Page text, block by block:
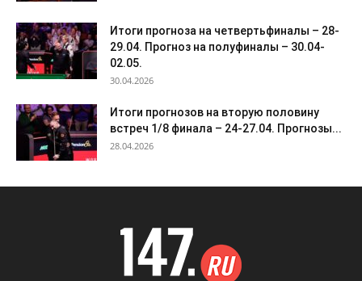
Итоги прогноза на четвертьфиналы – 28-
29.04. Прогноз на полуфиналы – 30.04-
02.05.
30.04.2026
Итоги прогнозов на вторую половину
встреч 1/8 финала – 24-27.04. Прогнозы...
28.04.2026